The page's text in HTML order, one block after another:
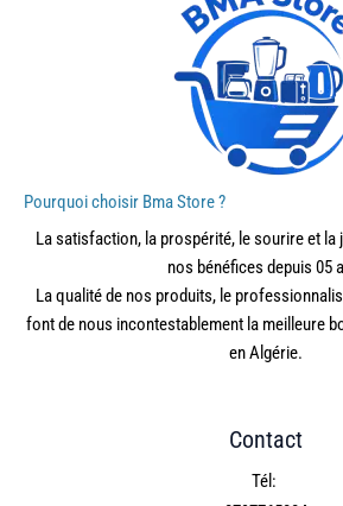
Pourquoi choisir Bma Store ?
La satisfaction, la prospérité, le sourire et la
nos bénéfices depuis 05
La qualité de nos produits, le
font de nous incontestablement la meilleure
en Algérie.
Contact
Tél: